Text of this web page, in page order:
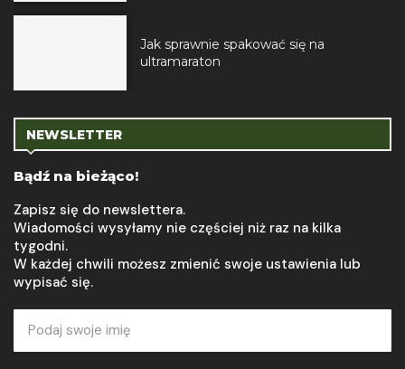
Jak sprawnie spakować się na
ultramaraton
NEWSLETTER
Bądź na bieżąco!
Zapisz się do newslettera.
Wiadomości wysyłamy nie częściej niż raz na kilka
tygodni.
W każdej chwili możesz zmienić swoje ustawienia lub
wypisać się.